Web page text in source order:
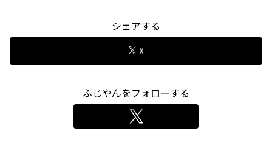
シェアする
X
ふじやんをフォローする